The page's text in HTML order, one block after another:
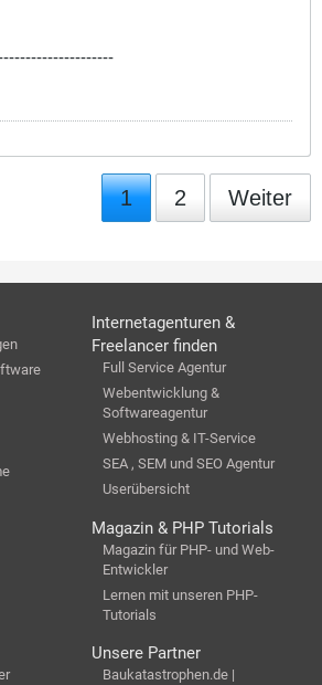
1 2 Weiter
Internetagenturen &
Freelancer finden
Full Service Agentur
Webentwicklung &
Softwareagentur
Webhosting & IT-Service
SEA , SEM und SEO Agentur
Userübersicht
Magazin & PHP Tutorials
Magazin für PHP- und Web-
Entwickler
Lernen mit unseren PHP-
Tutorials
Unsere Partner
Baukatastrophen.de |